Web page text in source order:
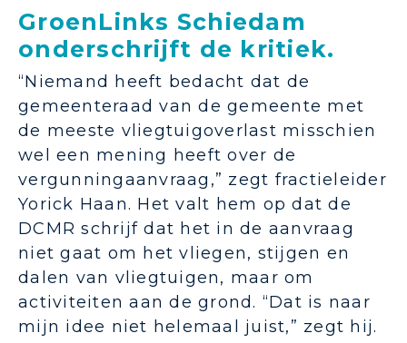
GroenLinks Schiedam
onderschrijft de kritiek.
“Niemand heeft bedacht dat de
gemeenteraad van de gemeente met
de meeste vliegtuigoverlast misschien
wel een mening heeft over de
vergunningaanvraag,” zegt fractieleider
Yorick Haan. Het valt hem op dat de
DCMR schrijf dat het in de aanvraag
niet gaat om het vliegen, stijgen en
dalen van vliegtuigen, maar om
activiteiten aan de grond. “Dat is naar
mijn idee niet helemaal juist,” zegt hij.